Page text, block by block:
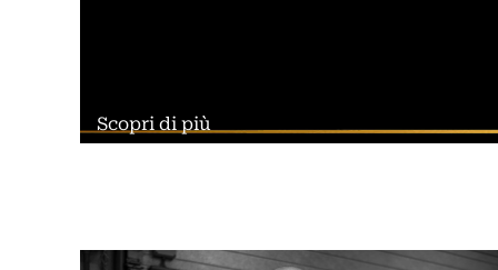
Scopri di più